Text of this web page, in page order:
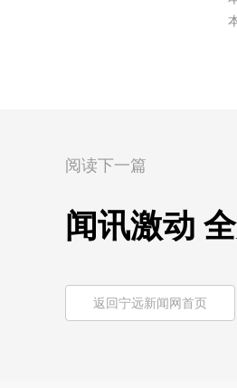
阅读下一篇
闻讯激动
返回宁远新闻网首页